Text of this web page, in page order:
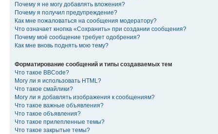
Почему я не могу добавлять вложения?
Почему я получил предупреждение?
Как мне пожаловаться на сообщения модератору?
Что означает кнопка «Сохранить» при создании сообщения?
Почему моё сообщение требует одобрения?
Как мне вновь поднять мою тему?
Форматирование сообщений и типы создаваемых тем
Что такое BBCode?
Могу ли я использовать HTML?
Что такое смайлики?
Могу ли я добавлять изображения к сообщениям?
Что такое важные объявления?
Что такое объявления?
Что такое прилепленные темы?
Что такое закрытые темы?